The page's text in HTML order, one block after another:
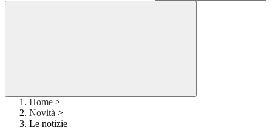
Home >
Novità >
Le notizie